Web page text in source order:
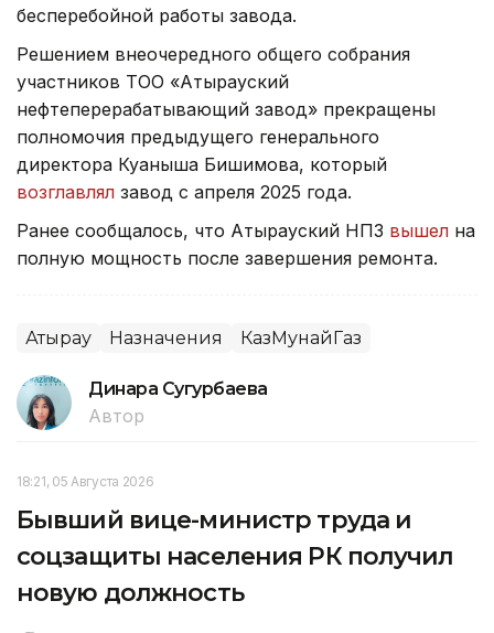
бесперебойной работы завода.
Решением внеочередного общего собрания
участников ТОО «Атырауский
нефтеперерабатывающий завод» прекращены
полномочия предыдущего генерального
директора Куаныша Бишимова, который
возглавлял завод с апреля 2025 года.
Ранее сообщалось, что Атырауский НПЗ вышел на
полную мощность после завершения ремонта.
Атырау Назначения КазМунайГаз
Динара Сугурбаева
Автор
18:21, 05 Августа 2026
Бывший вице-министр труда и
соцзащиты населения РК получил
новую должность